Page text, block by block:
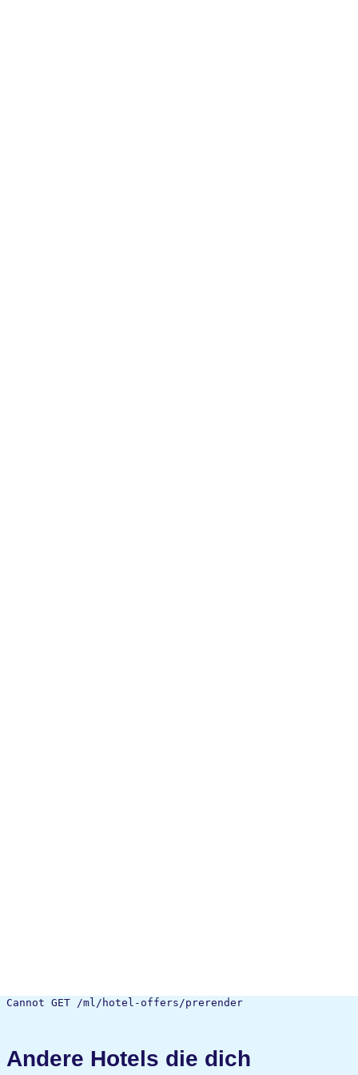
Cannot GET /ml/hotel-offers/prerender
Andere Hotels die dich